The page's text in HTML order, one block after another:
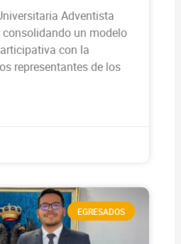
Adventista
consolidando un modelo
con la
representantes de los
EGRESADOS